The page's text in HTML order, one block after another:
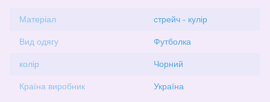
Матеріал стрейч - кулір
Вид одягу Футболка
колір Чорний
Країна виробник Україна